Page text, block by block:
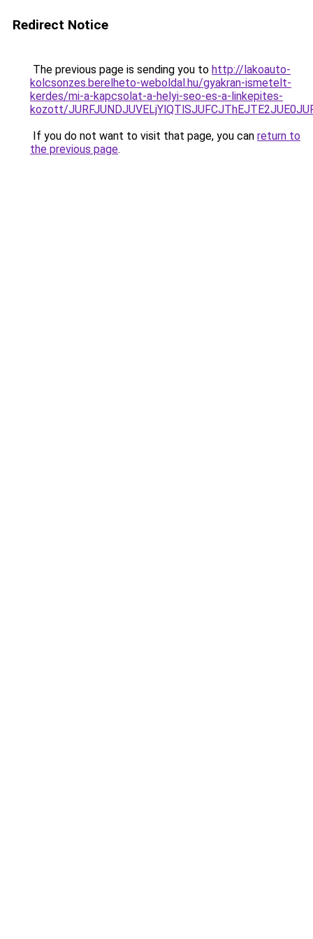
Redirect Notice
The previous page is sending you to http://lakoauto-
kolcsonzes.berelheto-weboldal.hu/gyakran-ismetelt-
kerdes/mi-a-kapcsolat-a-helyi-seo-es-a-linkepites-
kozott/
If you do not want to visit that page, you can return to
the previous page.